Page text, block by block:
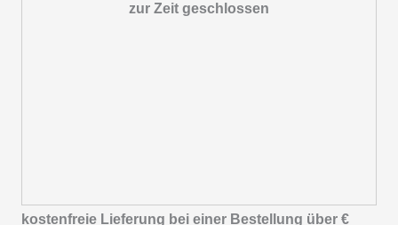
zur Zeit geschlossen
kostenfreie Lieferung bei einer Bestellung über €